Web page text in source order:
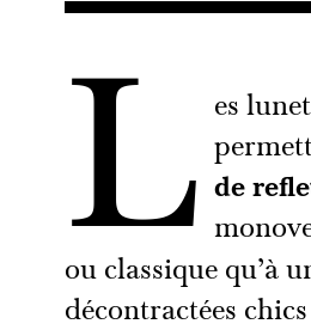
L es
de
ou classique qu’à
décontractées